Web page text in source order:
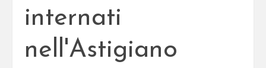
internati
nell'Astigiano